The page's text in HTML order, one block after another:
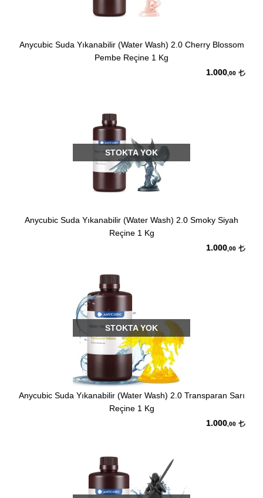
Anycubic Suda Yıkanabilir (Water Wash) 2.0 Cherry Blossom
Pembe Reçine 1 Kg
1.000 ,00
STOKTA YOK
Anycubic Suda Yıkanabilir (Water Wash) 2.0 Smoky Siyah
Reçine 1 Kg
1.000 ,00
STOKTA YOK
Anycubic Suda Yıkanabilir (Water Wash) 2.0 Transparan Sarı
Reçine 1 Kg
1.000 ,00